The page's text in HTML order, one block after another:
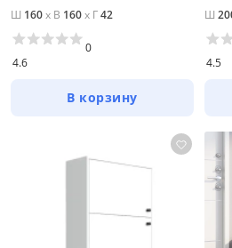
Ш 160x В 160x Г42
4.6
0
В корзину
Ш
4.5